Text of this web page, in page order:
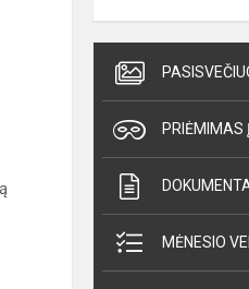
PRIĖMIMAS
MĖNESIO